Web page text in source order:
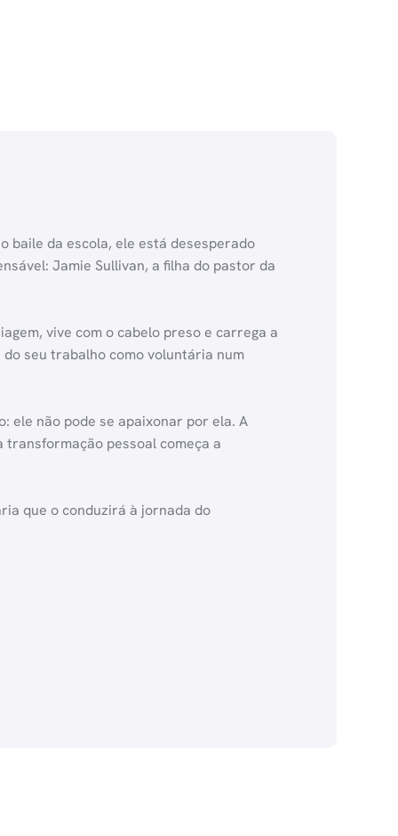
baile da escola, ele está desesperado
Jamie Sullivan, a filha do pastor da
vive com o cabelo preso e carrega a
seu trabalho como voluntária num
ele não pode se apaixonar por ela. A
transformação pessoal começa a
que o conduzirá à jornada do